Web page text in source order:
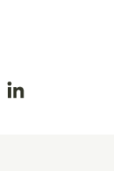
Linkedin